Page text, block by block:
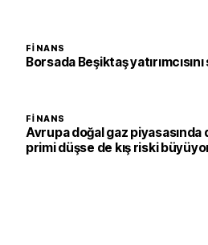
FINANS
Borsada Beşiktaş
FINANS
Avrupa doğal gaz piyasasında
primi düşse de kış riski